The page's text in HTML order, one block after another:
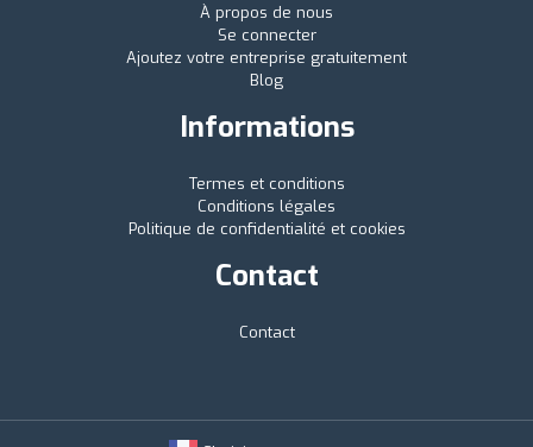
À propos de nous
Se connecter
Ajoutez votre entreprise gratuitement
Blog
Informations
Termes et conditions
Conditions légales
Politique de confidentialité et cookies
Contact
Contact